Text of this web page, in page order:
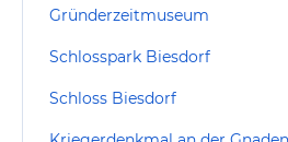
Gründerzeitmuseum
Schlosspark Biesdorf
Schloss Biesdorf